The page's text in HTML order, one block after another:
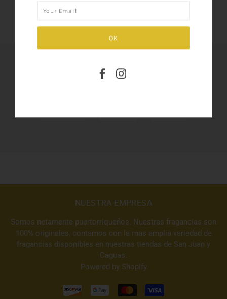
SHARE THIS
NUESTRA EMPRESA
Somos netamente puertorriqueños. Nuestras fragancias son
100% originales, contamos con la mas amplia variedad de
fragancias disponibles en nuestras tiendas de San Juan y
Caguas.
Powered by Shopify